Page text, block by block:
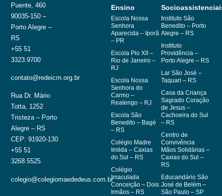
Puente, 460
90035-150 –
Porto Alegre –
RS
+55 51
3323.9700
contato@redeicm.org.br
Rua Dr. Mário
Totta, 1252
Tristeza – Porto
Alegre – RS
CEP: 91920-130
+55 51
3268.5525
colegio@colegiomaededeus.com.br
Ensino
Escola Nossa
Senhora
Aparecida – Iporã
– PR
Escola Pio XII –
Rio de Janeiro –
RJ
Escola Nossa
Senhora do
Carmo –
Realengo – RJ
Escola São
Benedito – Bagé
– RS
Colégio Madre
Imilda – Caxias
do Sul – RS
Colégio
Imaculada
Conceição – Dois
Irmãos – RS
Instituto São
Benedito – Porto
Alegre – RS
Instituto
Providência –
Porto Alegre – RS
Lar São José –
Taquari – RS
Casa da Criança
Sagrado Coração
de Jesus –
Cachoeira do Sul
– RS
Centro de
Convivência
Mãos Solidárias –
Caxias do Sul –
RS
Educandário São
José de Belém –
São Paulo – SP